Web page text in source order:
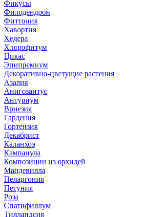
Фикусы
Филодендрон
Фиттония
Хавортия
Хедера
Хлорофитум
Цикас
Эпипремнум
Декоративно-цветущие растения
Азалия
Анигозантус
Антуриум
Вриезия
Гардения
Гортензия
Декабрист
Каланхоэ
Кампанула
Композиции из орхидей
Мандевилла
Пеларгония
Петуния
Роза
Спатифиллум
Тилландсия